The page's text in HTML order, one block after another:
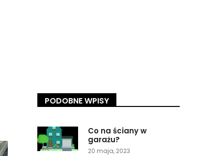
PODOBNE WPISY
Co na ściany w
garażu?
20 maja, 2023